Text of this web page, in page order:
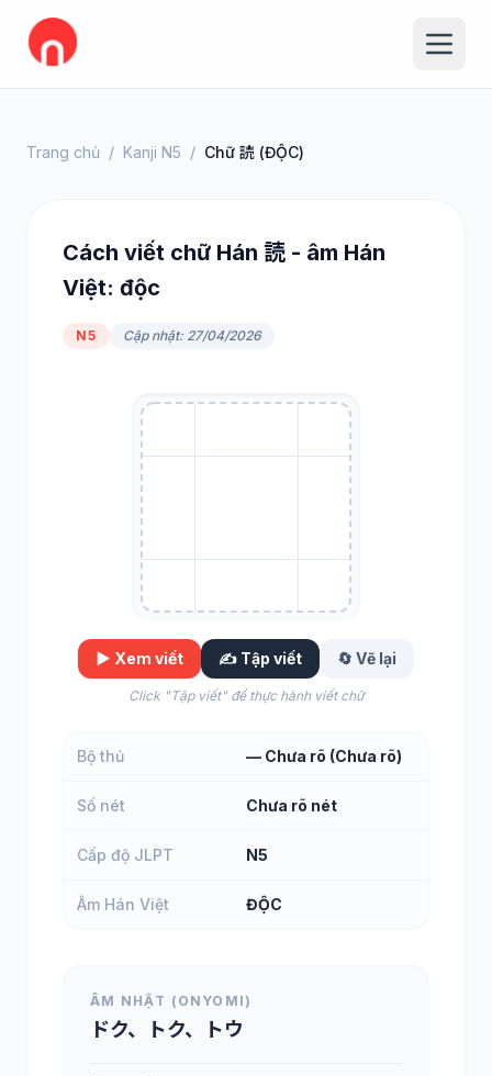
Trang chủ / Kanji N5 / Chữ 読 (ĐỘC)
Cách viết chữ Hán 読 - âm Hán
Việt: độc
N5 Cập nhật: 27/04/2026
▶️ Xem viết ✍️ Tập viết 🔄 Vẽ lại
Click "Tập viết" để thực hành viết chữ
Bộ thủ — Chưa rõ (Chưa rõ)
Số nét Chưa rõ nét
Cấp độ JLPT N5
Âm Hán Việt ĐỘC
ÂM NHẬT (ONYOMI)
ドク、トク、トウ